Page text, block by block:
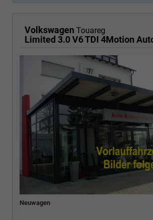
Volkswagen Touareg
Neuwagen